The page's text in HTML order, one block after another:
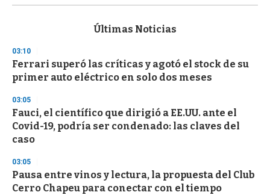
s
d
s
o
f
3
s
e
c
o
d
s
Últimas Noticias
03:10
Ferrari superó las críticas y agotó el stock de su
primer auto eléctrico en solo dos meses
03:05
Fauci, el científico que dirigió a EE.UU. ante el
Covid-19, podría ser condenado: las claves del
caso
03:05
Pausa entre vinos y lectura, la propuesta del Club
Cerro Chapeu para conectar con el tiempo